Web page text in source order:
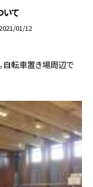
いて
01/12
自転車置き場周辺で